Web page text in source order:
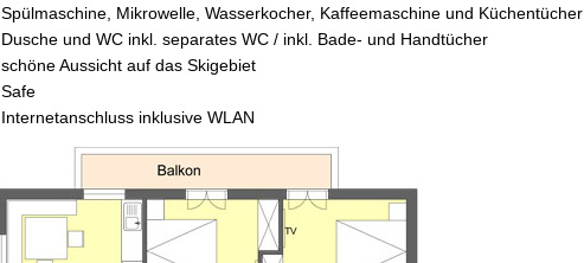
Spülmaschine, Mikrowelle, Wasserkocher, Kaffeemaschine und Küchentücher
Dusche und WC inkl. separates WC / inkl. Bade- und Handtücher
schöne Aussicht auf das Skigebiet
Safe
Internetanschluss inklusive WLAN